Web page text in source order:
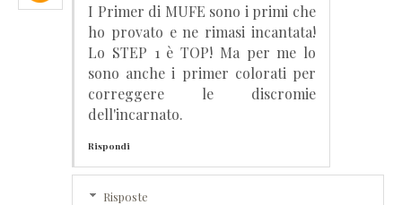
I Primer di MUFE sono i primi che
ho provato e ne rimasi incantata!
Lo STEP 1 è TOP! Ma per me lo
sono anche i primer colorati per
correggere le discromie
dell'incarnato.
Rispondi
Risposte